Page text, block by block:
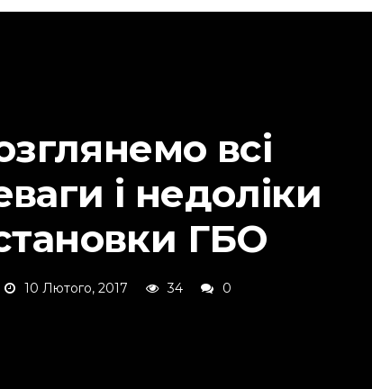
всі
і недоліки
ГБО
10 Лютого, 2017 34 0